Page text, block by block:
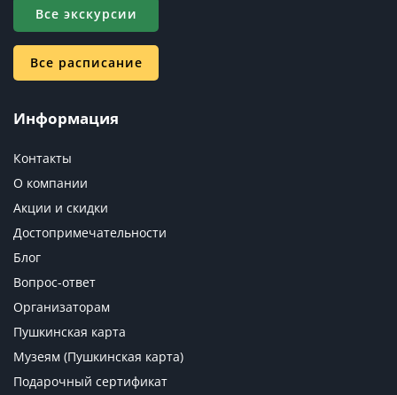
Все экскурсии
Все расписание
Информация
Контакты
О компании
Акции и скидки
Достопримечательности
Блог
Вопрос-ответ
Организаторам
Пушкинская карта
Музеям (Пушкинская карта)
Подарочный сертификат